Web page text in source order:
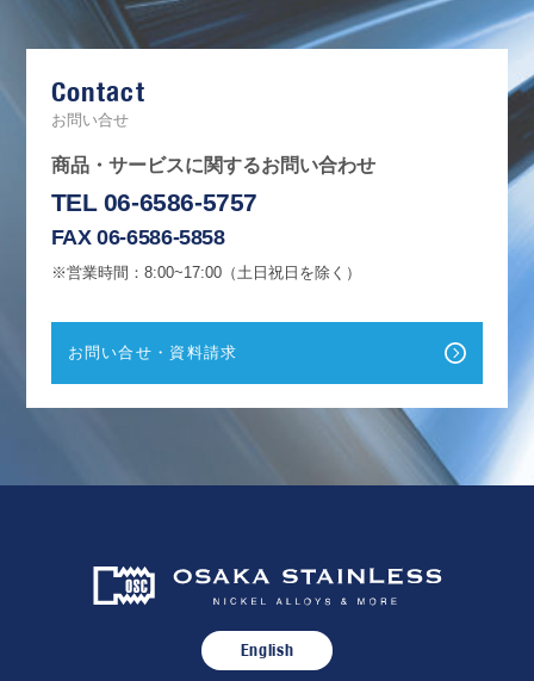
e
o
o
k
Contact
お問い合せ
商品・サービスに関するお問い合わせ
TEL 06-6586-5757
FAX 06-6586-5858
※営業時間：8:00~17:00（土日祝日を除く）
お問い合せ・資料請求
English